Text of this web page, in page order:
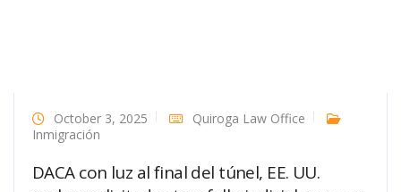
October 3, 2025
Quiroga Law Office
Inmigración
DACA con luz al final del túnel, EE. UU.